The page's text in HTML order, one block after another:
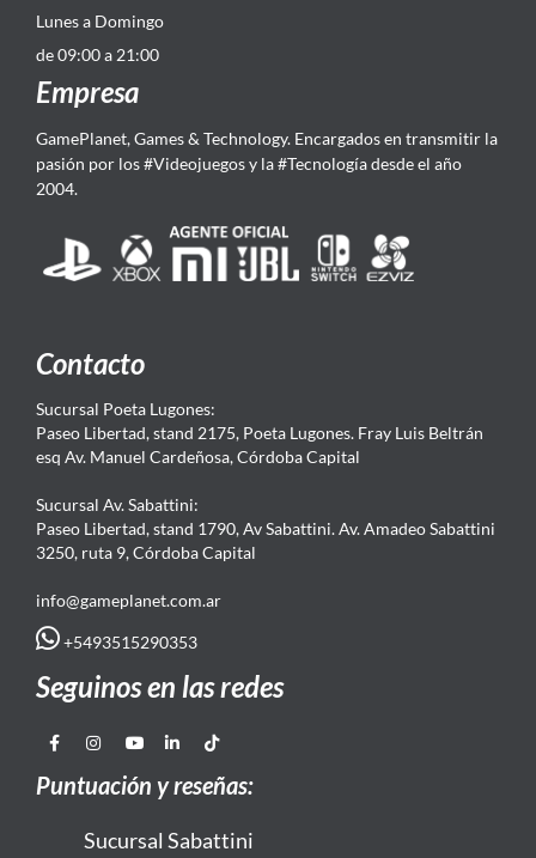
Lunes a Domingo
de 09:00 a 21:00
Empresa
GamePlanet, Games & Technology. Encargados en transmitir la
pasión por los #Videojuegos y la #Tecnología desde el año
2004.
Contacto
Sucursal Poeta Lugones:
Paseo Libertad, stand 2175, Poeta Lugones. Fray Luis Beltrán
esq Av. Manuel Cardeñosa, Córdoba Capital
Sucursal Av. Sabattini:
Paseo Libertad, stand 1790, Av Sabattini. Av. Amadeo Sabattini
3250, ruta 9, Córdoba Capital
info@gameplanet.com.ar
+5493515290353
Seguinos en las redes
Puntuación y reseñas:
Sucursal Sabattini